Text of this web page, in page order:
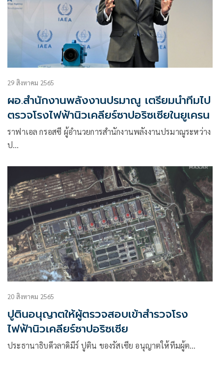
29 สิงหาคม 2565
ผอ.สำนักงานพลังงานปรมาณู เตรียมนำทีมไป
ตรวจโรงไฟฟ้านิวเคลียร์ซาปอริซเซียในยูเครน
ราฟาเอล กรอสซี ผู้อำนวยการสำนักงานพลังงานปรมาณูระหว่าง
ป…
20 สิงหาคม 2565
ปูตินอนุญาตให้ผู้ตรวจสอบเข้าสำรวจโรง
ไฟฟ้านิวเคลียร์ซาปอริซเซีย
ประธานาธิบดีวลาดิมีร์ ปูติน ของรัสเซีย อนุญาตให้ทีมผู้ต…